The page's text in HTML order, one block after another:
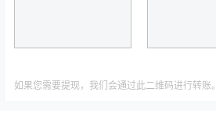
如果您需要提现，我们会通过此二维码进行转账。